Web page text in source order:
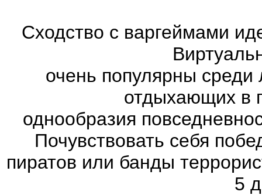
Сходство с варгеймами
очень популярны
отдыхающих в
однообразия
Почувствовать себя
пиратов или банды
5